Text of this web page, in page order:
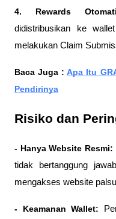
4. Rewards
didistribusikan ke
melakukan Claim
Baca Juga : Apa Itu
Pendirinya
Risiko dan
- Hanya Website Resmi:
tidak bertanggung
mengakses website
- Keamanan Wallet: